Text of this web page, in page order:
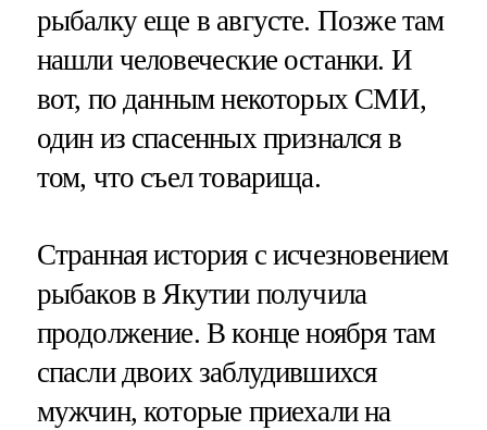
рыбалку еще в августе. Позже там
нашли человеческие останки. И
вот, по данным некоторых СМИ,
один из спасенных признался в
том, что съел товарища.
Странная история с исчезновением
рыбаков в Якутии получила
продолжение. В конце ноября там
спасли двоих заблудившихся
мужчин, которые приехали на